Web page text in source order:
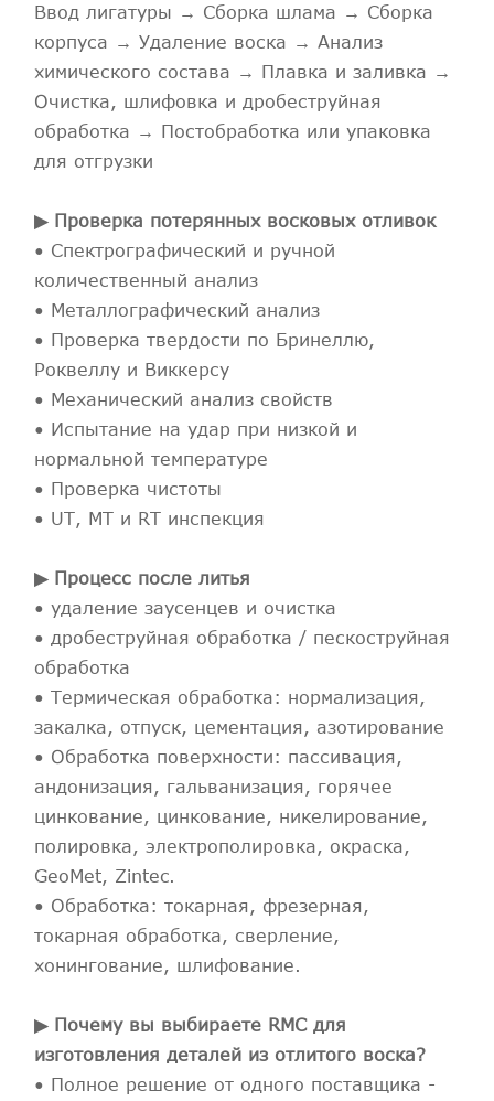
Ввод лигатуры → Сборка шлама → Сборка
корпуса → Удаление воска → Анализ
химического состава → Плавка и заливка →
Очистка, шлифовка и дробеструйная
обработка → Постобработка или упаковка
для отгрузки
▶ Проверка потерянных восковых отливок
• Спектрографический и ручной
количественный анализ
• Металлографический анализ
• Проверка твердости по Бринеллю,
Роквеллу и Виккерсу
• Механический анализ свойств
• Испытание на удар при низкой и
нормальной температуре
• Проверка чистоты
• UT, MT и RT инспекция
▶ Процесс после литья
• удаление заусенцев и очистка
• дробеструйная обработка / пескоструйная
обработка
• Термическая обработка: нормализация,
закалка, отпуск, цементация, азотирование
• Обработка поверхности: пассивация,
андонизация, гальванизация, горячее
цинкование, цинкование, никелирование,
полировка, электрополировка, окраска,
GeoMet, Zintec.
• Обработка: токарная, фрезерная,
токарная обработка, сверление,
хонингование, шлифование.
▶ Почему вы выбираете RMC для
изготовления деталей из отлитого воска?
• Полное решение от одного поставщика -